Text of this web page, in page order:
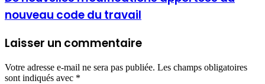
nouveau code du travail
Laisser un commentaire
Votre adresse e-mail ne sera pas publiée. Les champs obligatoires
sont indiqués avec *